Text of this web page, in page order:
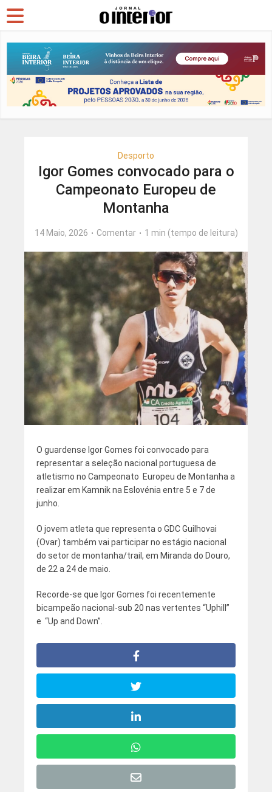
Desporto
Igor Gomes convocado para o
Campeonato Europeu de
Montanha
14 Maio, 2026 Comentar 1 min (tempo de leitura)
O guardense Igor Gomes foi convocado para
representar a seleção nacional portuguesa de
atletismo no Campeonato Europeu de Montanha a
realizar em Kamnik na Eslovénia entre 5 e 7 de
junho.
O jovem atleta que representa o GDC Guilhovai
(Ovar) também vai participar no estágio nacional
do setor de montanha/trail, em Miranda do Douro,
de 22 a 24 de maio.
Recorde-se que Igor Gomes foi recentemente
bicampeão nacional-sub 20 nas vertentes “Uphill”
e “Up and Down”.